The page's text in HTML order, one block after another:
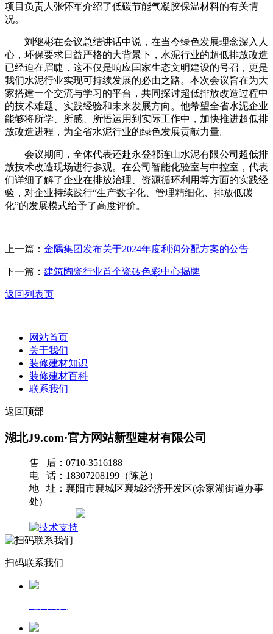
项目负责人张怀军介绍了低碳节能气凝胶保温材料的有关情
况。
刘继彬在会议总结讲话中说，在当今绿色发展理念深入人
心，环保要求日益严格的大背景下，水泥行业的超低排放改造
已经迫在眉睫，这不仅是响应国家生态文明建设的号召，更是
我们水泥行业实现可持续发展的必由之路。本次会议旨在为大
家搭建一个交流与学习的平台，共同探讨超低排放改造过程中
的技术难题、实践经验和未来发展方向。他希望全省水泥企业
能够将所学、所感、所悟运用到实际工作中，加快推进超低排
放改造进程，为全省水泥行业的绿色发展贡献力量。
会议期间，全体代表还赴永登祁连山水泥有限公司超低排
放技术改造现场进行参观。在公司智能化验室与中控室，代表
们详细了解了企业在排放治理、资源循环利用等方面的实践经
验，对企业持续践行“生产数字化、管理精细化、排放低碳
化”的发展模式给予了高度评价。
上一篇： 金隅集团发布关于2024年度利润分配方案的公告
下一篇： 建筑陶瓷行业首个瓷砖色彩中心揭牌
返回列表页
网站首页
关于我们
装修建材知识
装修建材百科
联系我们
返回顶部
湖北J9.com·官方网站新型建材有限公司
售 后：0710-3516188
电 话：18307208199（陈总）
地 址：襄阳市襄城区襄城经济开发区(余家湖街道办事
处)
扫码联系我们